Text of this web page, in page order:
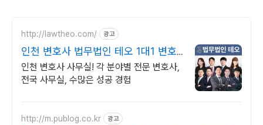
http://lawtheo.com/ 광고
인천 변호사 법무법인 테오 1대1 변호
사 직접 상담!
인천 변호사 사무실! 각 분야별 전문 변호사,
전국 사무실, 수많은 성공 경험
http://m.publog.co.kr 광고